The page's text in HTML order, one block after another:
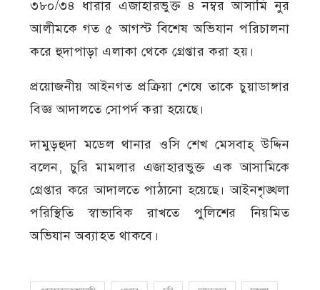
৩৮০/৩৪ ধারার এজাহারভুক্ত ৪ নম্বর আসামি নুর
আলীমকে গত ৫ আগস্ট বিশেষ অভিযান পরিচালনা
করে হুদাপাড়া এলাকা থেকে গ্রেপ্তার করা হয়।
প্রয়োজনীয় আইনগত প্রক্রিয়া শেষে তাকে চুয়াডাঙ্গার
বিজ্ঞ আদালতে সোপর্দ করা হয়েছে।
দামুড়হুদা মডেল থানার ওসি শেখ মেসবাহ্ উদ্দিন
বলেন, চুরি মামলার এজাহারভুক্ত এক আসামিকে
গ্রেপ্তার করে আদালতে পাঠানো হয়েছে। আইনশৃঙ্খলা
পরিস্থিতি স্বাভাবিক রাখতে পুলিশের নিয়মিত
অভিযান অব্যাহত থাকবে।